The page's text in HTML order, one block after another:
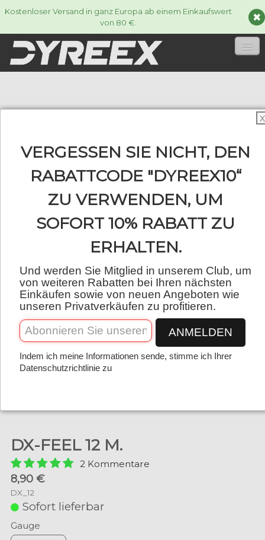
Kostenloser Versand in ganz Europa ab einem Einkaufswert
von 80 €.
TENNISSAITEN
INFORMATIONEN▼
0
Deutsch
DX-FEEL 12 M.
2 Kommentare
8,90 €
DX_12
Sofort lieferbar
Gauge
X
VERGESSEN SIE NICHT, DEN
RABATTCODE "DYREEX10“
ZU VERWENDEN, UM
SOFORT 10% RABATT ZU
ERHALTEN.
Und werden Sie Mitglied in unserem Club, um
von weiteren Rabatten bei Ihren nächsten
Einkäufen sowie von neuen Angeboten wie
unseren Privatverkäufen zu profitieren.
ANMELDEN
Indem ich meine Informationen sende, stimme ich Ihrer
Datenschutzrichtlinie zu